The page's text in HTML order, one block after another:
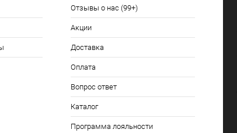
Отзывы о нас (99+)
Акции
Доставка
Оплата
Вопрос ответ
Каталог
Программа лояльности